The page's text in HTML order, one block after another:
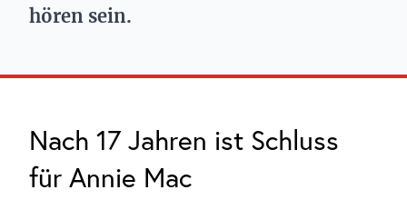
hören sein.
Nach 17 Jahren ist Schluss
für Annie Mac